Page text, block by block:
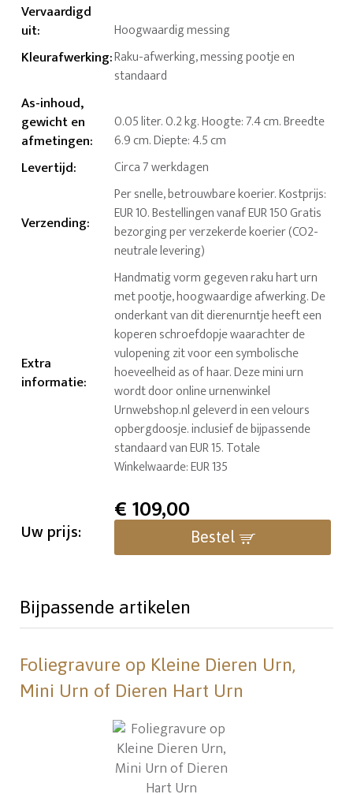
Vervaardigd
uit: Hoogwaardig messing
Kleurafwerking:Raku-afwerking, messing pootje en
standaard
As-inhoud,
gewicht en
afmetingen:
0.05 liter. 0.2 kg. Hoogte: 7.4 cm. Breedte
6.9 cm. Diepte: 4.5 cm
Levertijd: Circa 7 werkdagen
Verzending:
Per snelle, betrouwbare koerier. Kostprijs:
EUR 10. Bestellingen vanaf EUR 150 Gratis
bezorging per verzekerde koerier (CO2-
neutrale levering)
Extra
informatie:
Handmatig vorm gegeven raku hart urn
met pootje, hoogwaardige afwerking. De
onderkant van dit dierenurntje heeft een
koperen schroefdopje waarachter de
vulopening zit voor een symbolische
hoeveelheid as of haar. Deze mini urn
wordt door online urnenwinkel
Urnwebshop.nl geleverd in een velours
opbergdoosje. inclusief de bijpassende
standaard van EUR 15. Totale
Winkelwaarde: EUR 135
Uw prijs:
€109,00
Bestel
Bijpassende artikelen
Foliegravure op Kleine Dieren Urn,
Mini Urn of Dieren Hart Urn